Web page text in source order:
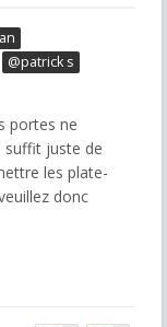
@patrick s
portes ne
suffit juste de
les plate-
donc